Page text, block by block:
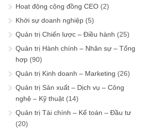
Hoạt động cộng đồng CEO (2)
Khởi sự doanh nghiệp (5)
Quản trị Chiến lược – Điều hành (25)
Quản trị Hành chính – Nhân sự – Tổng
hợp (90)
Quản trị Kinh doanh – Marketing (26)
Quản trị Sản xuất – Dịch vụ – Công
nghệ – Kỹ thuật (14)
Quản trị Tài chính – Kế toán – Đầu tư
(20)